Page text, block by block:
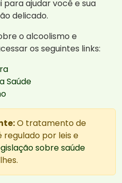
para ajudar você e sua
delicado.
o alcoolismo e
os seguintes links:
Saúde
O tratamento de
por leis e
sobre saúde